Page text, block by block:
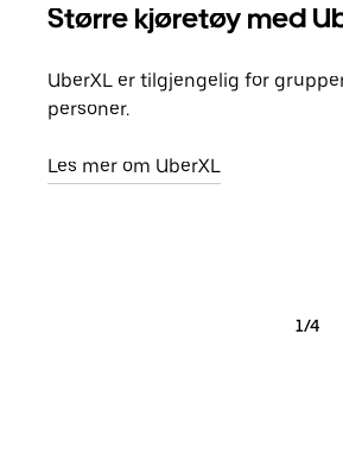
Større kjøretøy med
UberXL er tilgjengelig for
personer.
Les mer om UberXL
1/4